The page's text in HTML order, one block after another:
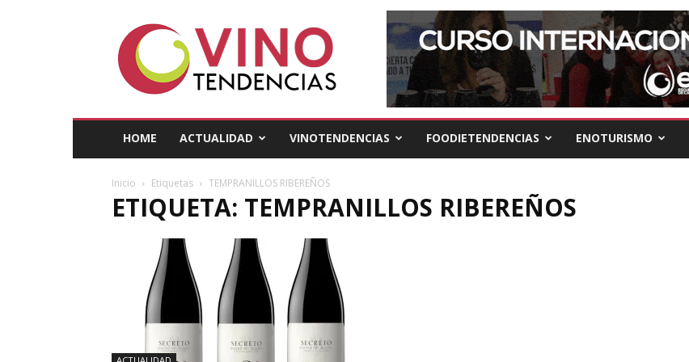
Vino
Tendencias
HOME ACTUALIDAD VINOTENDENCIAS FOODIETENDENCIAS ENOTURISMO
Inicio Etiquetas TEMPRANILLOS RIBEREÑOS
ETIQUETA: TEMPRANILLOS RIBEREÑOS